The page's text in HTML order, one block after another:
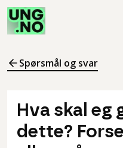
Spørsmål og svar
Hva skal eg
dette?